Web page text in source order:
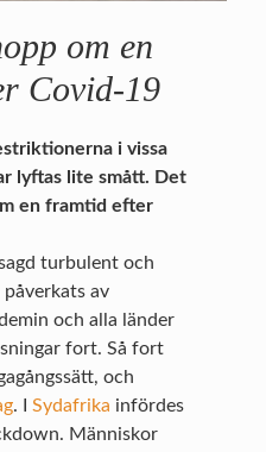
om en
Covid-19
i vissa
lyftas lite smått. Det
en framtid efter
turbulent och
av
och alla länder
fort. Så fort
och
. ISydafrika infördes
Människor